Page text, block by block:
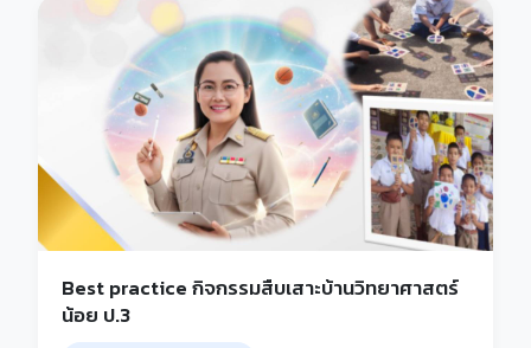
Best practice กิจกรรมสืบเสาะบ้านวิทยาศาสตร์
น้อย ป.3